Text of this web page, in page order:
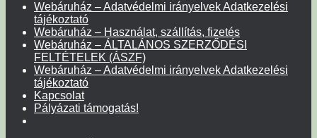
Webáruház – Adatvédelmi irányelvek Adatkezelési
tájékoztató
Webáruház – Használat, szállítás, fizetés
Webáruház – ÁLTALÁNOS SZERZŐDÉSI
FELTÉTELEK (ÁSZF)
Webáruház – Adatvédelmi irányelvek Adatkezelési
tájékoztató
Kapcsolat
Pályázati támogatás!